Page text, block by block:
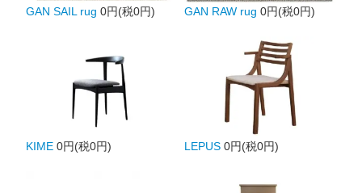
GAN SAIL rug 0円(税0円) GAN RAW rug 0円(税0円)
KIME 0円(税0円) LEPUS 0円(税0円)